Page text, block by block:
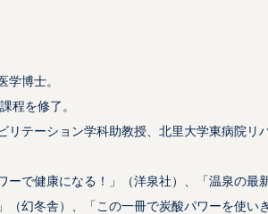
博士。
程を修了。
テーション学科助教授、北里大学東病院リ
ーで健康になる！」（洋泉社）、「温泉の最
幻冬舎）、「この一冊で炭酸パワーを使いき